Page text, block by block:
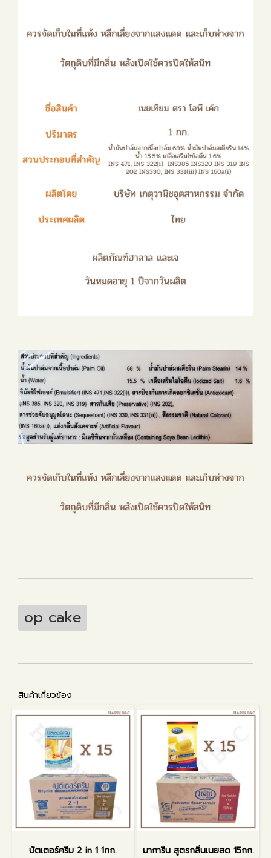
op cake
สินค้าเกี่ยวข้อง
บัตเตอร์ครีม 2 in 1 1กก. มาการีน สูตรกลิ่นเนยสด 15กก.